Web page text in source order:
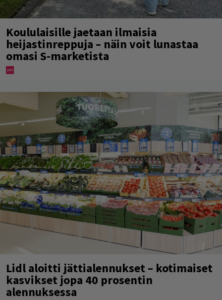
Koululaisille jaetaan ilmaisia
heijastinreppuja – näin voit lunastaa
omasi S-marketista
Lidl aloitti jättialennukset – kotimaiset
kasvikset jopa 40 prosentin
alennuksessa